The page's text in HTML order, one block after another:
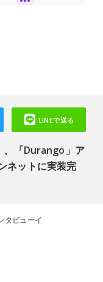
、「Durango」ア
ネットに実装完
LINEで送る
タビューイ